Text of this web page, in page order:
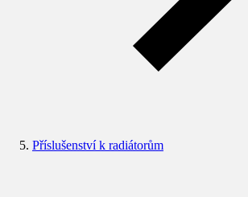
Příslušenství k radiátorům